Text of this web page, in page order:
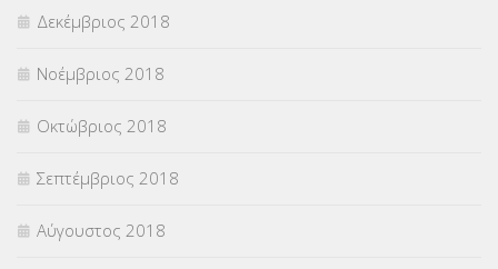
Δεκέμβριος 2018
Νοέμβριος 2018
Οκτώβριος 2018
Σεπτέμβριος 2018
Αύγουστος 2018